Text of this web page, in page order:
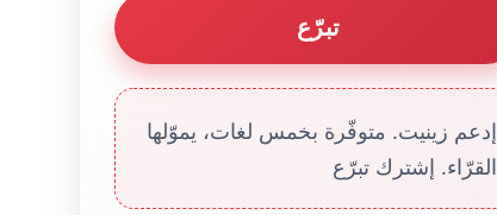
تبرّع
إدعم زينيت. متوفّرة بخمس لغات، يموّلها
القرّاء. إشترك تبرّع